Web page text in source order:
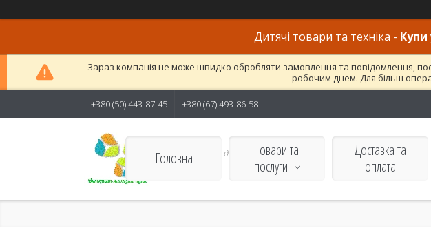
Дитячі товари та техніка - Купи
Зараз компанія не може швидко обробляти замовлення та повідомлення,
робочим днем. Для більш
+380 (50) 443-87-45 +380 (67) 493-86-58
Якісні товари для дітей і
дорослих
Головна
Товари та
послуги
Доставка та
оплата